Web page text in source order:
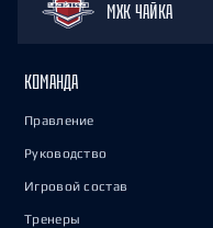
МХК ЧАЙКА
КОМАНДА
Правление
Руководство
Игровой состав
Тренеры